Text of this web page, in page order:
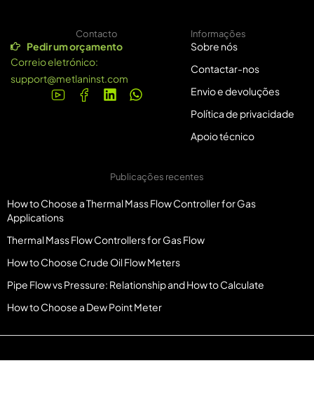
Contacto
Pedir um orçamento
Correio eletrónico:
support@metlaninst.com
Informações
Sobre nós
Contactar-nos
Envio e devoluções
Política de privacidade
Apoio técnico
Publicações recentes
How to Choose a Thermal Mass Flow Controller for Gas
Applications
Thermal Mass Flow Controllers for Gas Flow
How to Choose Crude Oil Flow Meters
Pipe Flow vs Pressure: Relationship and How to Calculate
How to Choose a Dew Point Meter